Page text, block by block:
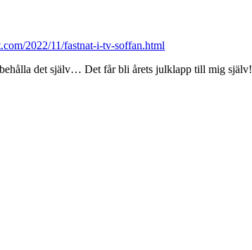
2022/11/fastnat-i-tv-soffan.html
det själv… Det får bli årets julklapp till mig själv!